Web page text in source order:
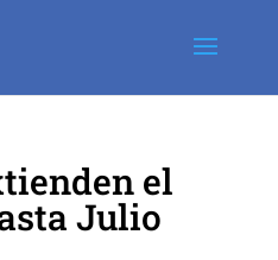
el
Julio